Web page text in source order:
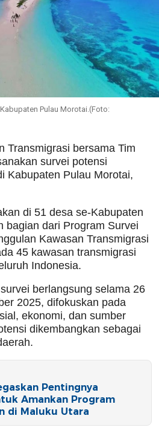
Pulau Morotai.(Foto:
Transmigrasi bersama Tim
survei potensi
Kabupaten Pulau Morotai,
di 51 desa se-Kabupaten
bagian dari Program Survei
Kawasan Transmigrasi
45 kawasan transmigrasi
Indonesia.
berlangsung selama 26
2025, difokuskan pada
ekonomi, dan sumber
dikembangkan sebagai
Pentingnya
Amankan Program
di Maluku Utara